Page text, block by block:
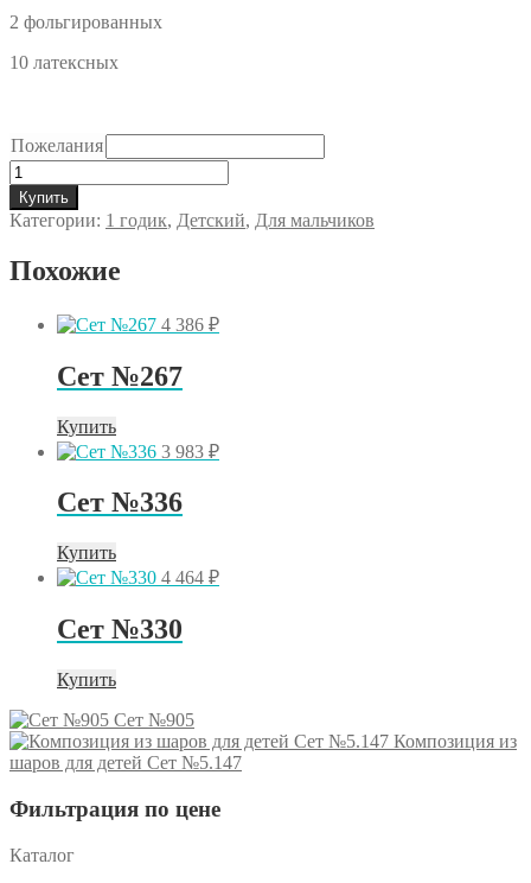
2 фольгированных
10 латексных
Пожелания
Количество
товара
Сет
№5.146
Купить
Категории: 1 годик, Детский, Для мальчиков
Похожие
4 386 ₽
Сет №267
Купить
3 983 ₽
Сет №336
Купить
4 464 ₽
Сет №330
Купить
Сет №905
Композиция из
шаров для детей Сет №5.147
Фильтрация по цене
Каталог